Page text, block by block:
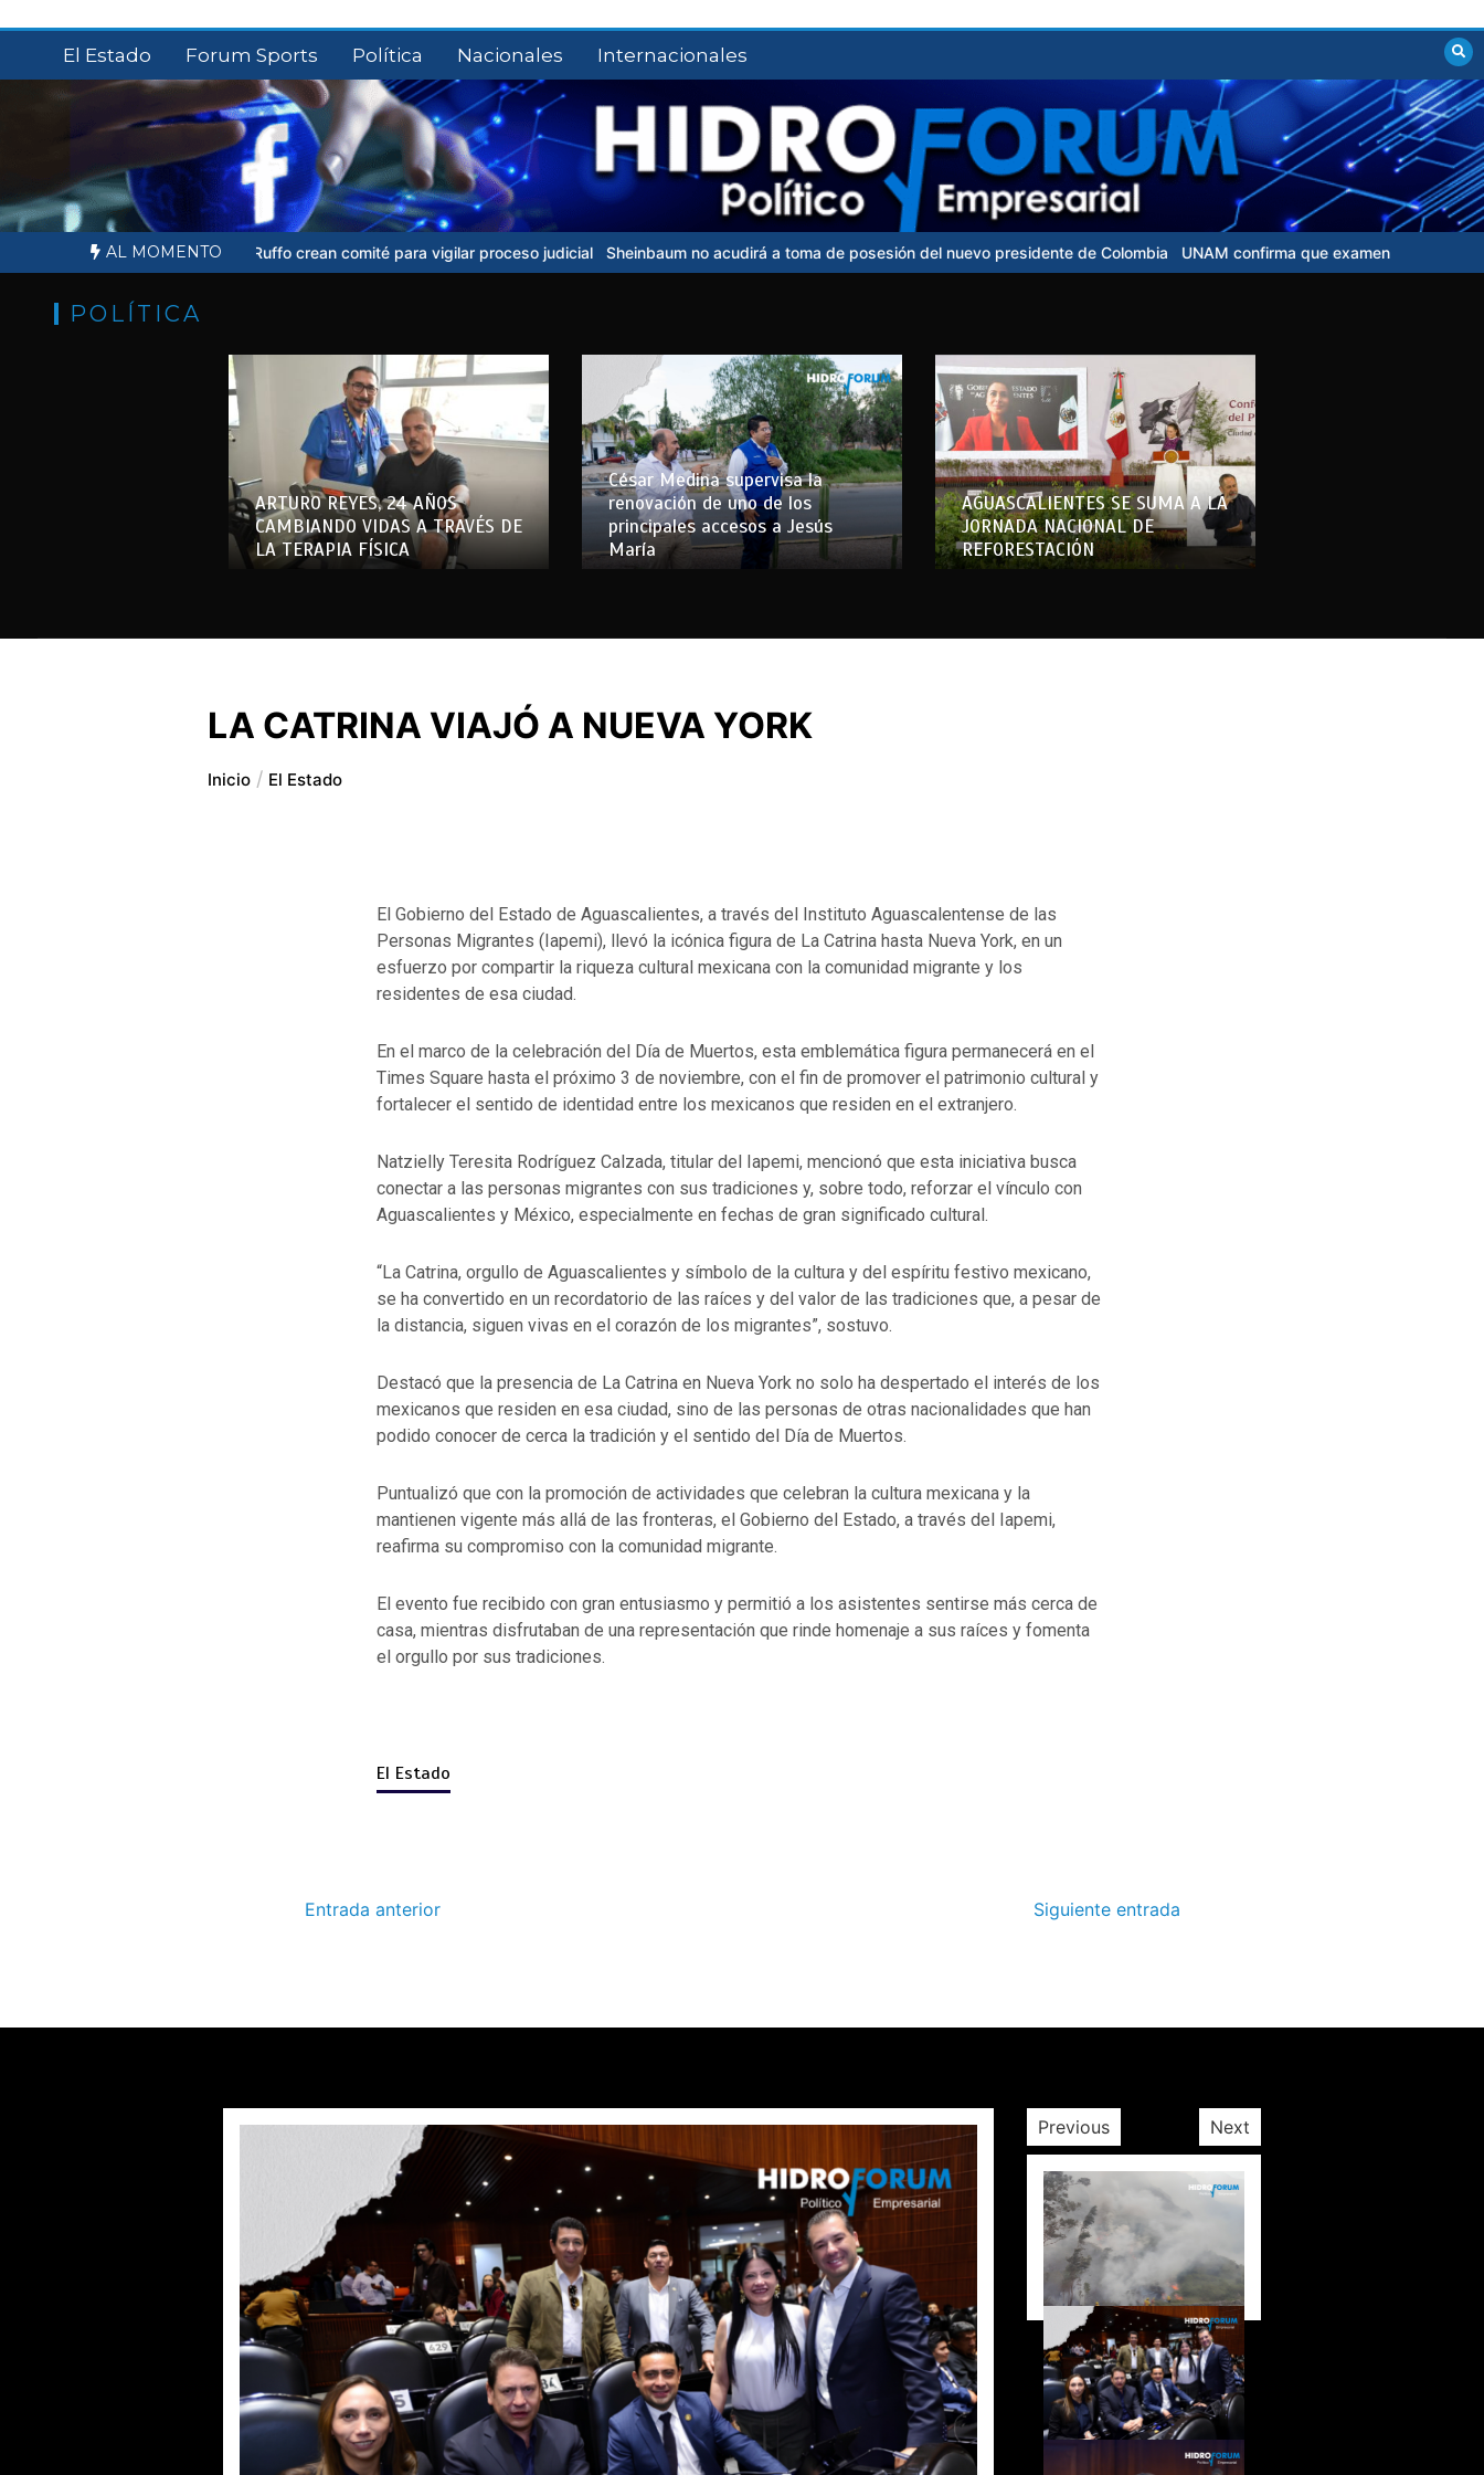
contenidoEl Estado Forum Sports Política Nacionales Internacionales
AL MOMENTO
de Ernesto Ruffo crean comité para vigilar proceso judicial Sheinbaum no acudirá a toma de posesión del nuevo presidente de Colombia UNAM confirma que examen de control para
POLÍTICA
ARTURO REYES, 24 AÑOS
CAMBIANDO VIDAS A TRAVÉS DE
LA TERAPIA FÍSICA
César Medina supervisa la
renovación de uno de los
principales accesos a Jesús
María
AGUASCALIENTES SE SUMA A LA
JORNADA NACIONAL DE
REFORESTACIÓN
LA CATRINA VIAJÓ A NUEVA YORK
Inicio El Estado
El Gobierno del Estado de Aguascalientes, a través del Instituto Aguascalentense de las
Personas Migrantes (Iapemi), llevó la icónica figura de La Catrina hasta Nueva York, en un
esfuerzo por compartir la riqueza cultural mexicana con la comunidad migrante y los
residentes de esa ciudad.
En el marco de la celebración del Día de Muertos, esta emblemática figura permanecerá en el
Times Square hasta el próximo 3 de noviembre, con el fin de promover el patrimonio cultural y
fortalecer el sentido de identidad entre los mexicanos que residen en el extranjero.
Natzielly Teresita Rodríguez Calzada, titular del Iapemi, mencionó que esta iniciativa busca
conectar a las personas migrantes con sus tradiciones y, sobre todo, reforzar el vínculo con
Aguascalientes y México, especialmente en fechas de gran significado cultural.
“La Catrina, orgullo de Aguascalientes y símbolo de la cultura y del espíritu festivo mexicano,
se ha convertido en un recordatorio de las raíces y del valor de las tradiciones que, a pesar de
la distancia, siguen vivas en el corazón de los migrantes”, sostuvo.
Destacó que la presencia de La Catrina en Nueva York no solo ha despertado el interés de los
mexicanos que residen en esa ciudad, sino de las personas de otras nacionalidades que han
podido conocer de cerca la tradición y el sentido del Día de Muertos.
Puntualizó que con la promoción de actividades que celebran la cultura mexicana y la
mantienen vigente más allá de las fronteras, el Gobierno del Estado, a través del Iapemi,
reafirma su compromiso con la comunidad migrante.
El evento fue recibido con gran entusiasmo y permitió a los asistentes sentirse más cerca de
casa, mientras disfrutaban de una representación que rinde homenaje a sus raíces y fomenta
el orgullo por sus tradiciones.
El Estado
Entrada anterior Siguiente entrada
Previous Next